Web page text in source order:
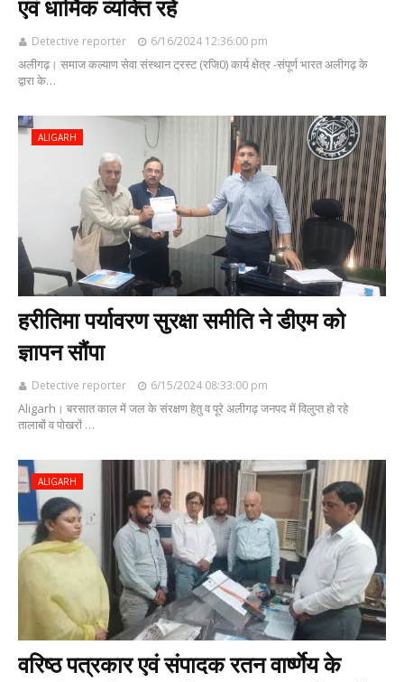
एवं धार्मिक व्यक्ति रहे
Detective reporter 6/16/2024 12:36:00 pm
अलीगढ़। समाज कल्याण सेवा संस्थान ट्रस्ट (रजि0) कार्य क्षेत्र -संपूर्ण भारत अलीगढ़ के
द्वारा के…
ALIGARH
हरीतिमा पर्यावरण सुरक्षा समीति ने डीएम को
ज्ञापन सौंपा
Detective reporter 6/15/2024 08:33:00 pm
Aligarh। बरसात काल में जल के संरक्षण हेतु व पूरे अलीगढ़ जनपद में विलुप्त हो रहे
तालाबों व पोखरों …
ALIGARH
वरिष्ठ पत्रकार एवं संपादक रतन वार्ष्णेय के